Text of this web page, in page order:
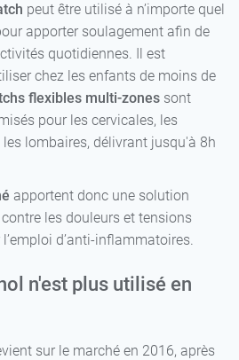
peut être utilisé à n’importe quel
apporter soulagement afin de
quotidiennes. Il est
chez les enfants de moins de
flexibles multi-zones sont
pour les cervicales, les
lombaires, délivrant jusqu'à 8h
apportent donc une solution
les douleurs et tensions
d’anti-inflammatoires.
n'est plus utilisé en
sur le marché en 2016, après